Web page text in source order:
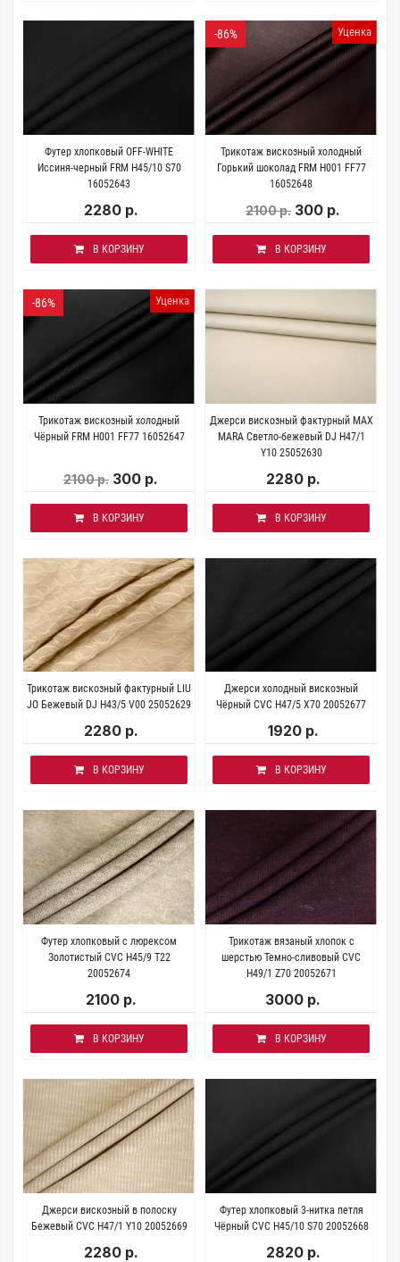
Футер хлопковый OFF-WHITE
Иссиня-черный FRM H45/10 S70
16052643
2280 р.
В КОРЗИНУ
Уценка
-86%
Трикотаж вискозный холодный
Горький шоколад FRM H001 FF77
16052648
2100 р. 300 р.
В КОРЗИНУ
Уценка
-86%
Трикотаж вискозный холодный
Чёрный FRM H001 FF77 16052647
2100 р. 300 р.
В КОРЗИНУ
Джерси вискозный фактурный MAX
MARA Светло-бежевый DJ H47/1
Y10 25052630
2280 р.
В КОРЗИНУ
Трикотаж вискозный фактурный LIU
JO Бежевый DJ H43/5 V00 25052629
2280 р.
В КОРЗИНУ
Джерси холодный вискозный
Чёрный CVC H47/5 X70 20052677
1920 р.
В КОРЗИНУ
Футер хлопковый с люрексом
Золотистый CVC Н45/9 T22
20052674
2100 р.
В КОРЗИНУ
Трикотаж вязаный хлопок с
шерстью Темно-сливовый CVC
H49/1 Z70 20052671
3000 р.
В КОРЗИНУ
Джерси вискозный в полоску
Бежевый CVC H47/1 Y10 20052669
2280 р.
Футер хлопковый 3-нитка петля
Чёрный CVC H45/10 S70 20052668
2820 р.